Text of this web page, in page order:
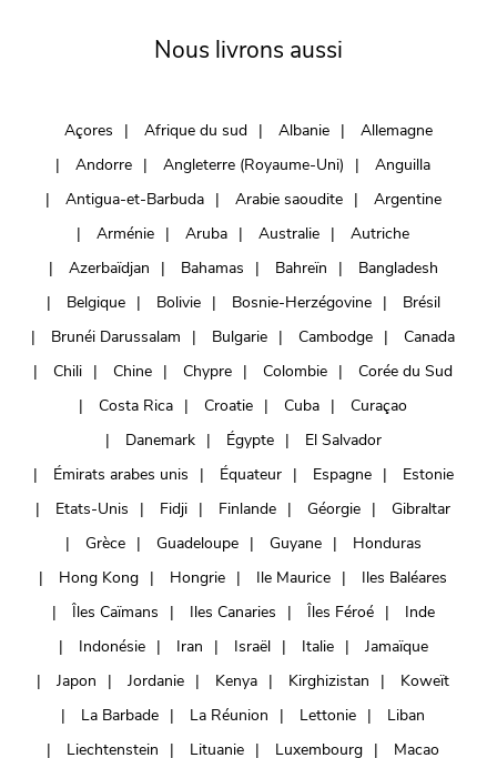
Nous livrons aussi
Açores Afrique du sud Albanie
Allemagne
Andorre
Angleterre (Royaume-Uni)
Anguilla
Antigua-et-Barbuda
Arabie saoudite
Argentine
Arménie
Aruba Australie
Autriche
Azerbaïdjan
Bahamas Bahreïn
Bangladesh
Belgique
Bolivie Bosnie-Herzégovine
Brésil
Brunéi Darussalam
Bulgarie Cambodge
Canada
Chili
Chine Chypre Colombie
Corée du Sud
Costa Rica
Croatie Cuba
Curaçao
Danemark
Égypte
El Salvador
Émirats arabes unis
Équateur Espagne
Estonie
Etats-Unis
Fidji Finlande Géorgie
Gibraltar
Grèce
Guadeloupe Guyane
Honduras
Hong Kong
Hongrie Ile Maurice
Iles Baléares
Îles Caïmans
Iles Canaries Îles Féroé
Inde
Indonésie
Iran Israël Italie
Jamaïque
Japon
Jordanie Kenya Kirghizistan
Koweït
La Barbade
La Réunion Lettonie
Liban
Liechtenstein
Lituanie Luxembourg
Macao